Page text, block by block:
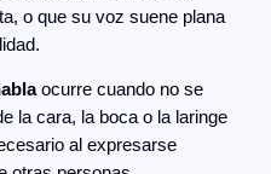
o que su voz suene plana
ocurre cuando no se
la cara, la boca o la laringe
al expresarse